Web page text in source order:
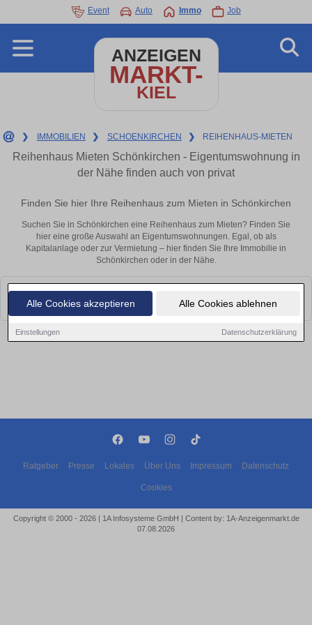
Alle Cookies akzeptieren Alle Cookies ablehnen
Einstellungen Datenschutzerklärung
Event Auto Immo Job
ANZEIGEN
MARKT-
KIEL
❯ IMMOBILIEN ❯ SCHOENKIRCHEN ❯ REIHENHAUS-MIETEN
Reihenhaus Mieten Schönkirchen - Eigentumswohnung in
der Nähe finden auch von privat
Finden Sie hier Ihre Reihenhaus zum Mieten in Schönkirchen
Suchen Sie in Schönkirchen eine Reihenhaus zum Mieten? Finden Sie
hier eine große Auswahl an Eigentumswohnungen. Egal, ob als
Kapitalanlage oder zur Vermietung – hier finden Sie Ihre Immobilie in
Schönkirchen oder in der Nähe.
Leider konnten wir derzeit keine passenden Objekte finden. Schauen Sie
bald wieder vorbei!
Ratgeber Presse Lokales Über Uns Impressum Datenschutz
Cookies
Copyright © 2000 - 2026 | 1A Infosysteme GmbH | Content by: 1A-Anzeigenmarkt.de
07.08.2026